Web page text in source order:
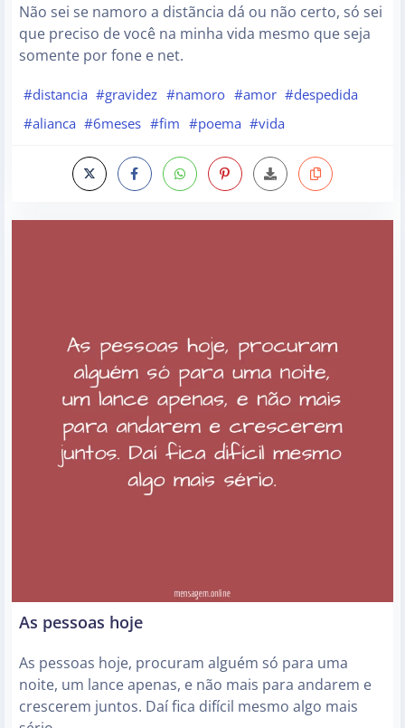
Não sei se namoro a distãncia dá ou não certo, só sei
que preciso de você na minha vida mesmo que seja
somente por fone e net.
#distancia #gravidez #namoro #amor #despedida
#alianca #6meses #fim #poema #vida
As pessoas hoje
As pessoas hoje, procuram alguém só para uma
noite, um lance apenas, e não mais para andarem e
crescerem juntos. Daí fica difícil mesmo algo mais